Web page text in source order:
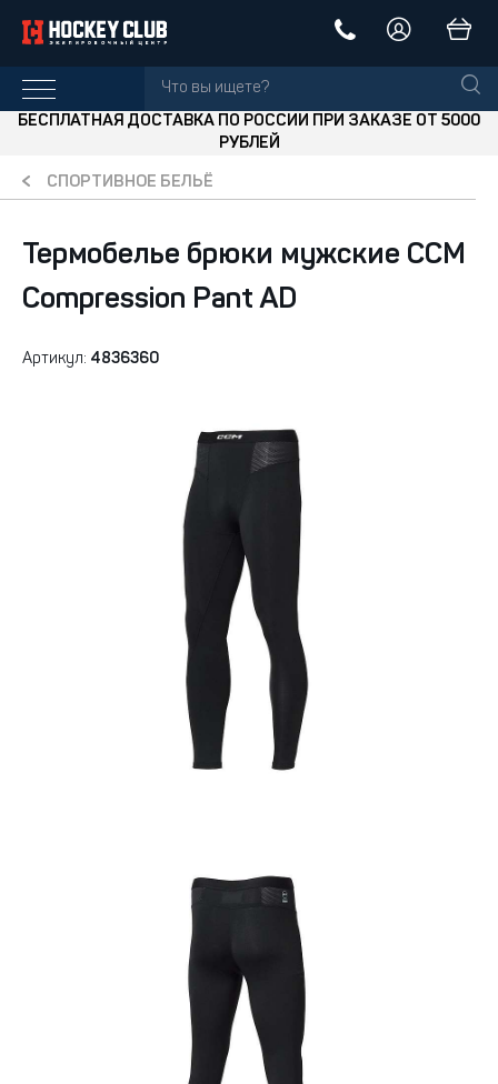
БЕСПЛАТНАЯ ДОСТАВКА ПО РОССИИ ПРИ ЗАКАЗЕ ОТ 5000
РУБЛЕЙ
СПОРТИВНОЕ БЕЛЬЁ
Термобелье брюки мужские CCM
Compression Pant AD
Артикул: 4836360